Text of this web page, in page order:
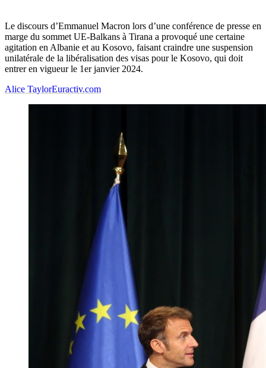
Le discours d’Emmanuel Macron lors d’une conférence de presse en
marge du sommet UE-Balkans à Tirana a provoqué une certaine
agitation en Albanie et au Kosovo, faisant craindre une suspension
unilatérale de la libéralisation des visas pour le Kosovo, qui doit
entrer en vigueur le 1er janvier 2024.
Alice TaylorEuractiv.com